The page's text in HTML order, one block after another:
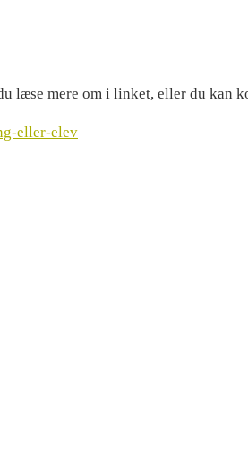
læse mere om i linket, eller du kan
eller-elev